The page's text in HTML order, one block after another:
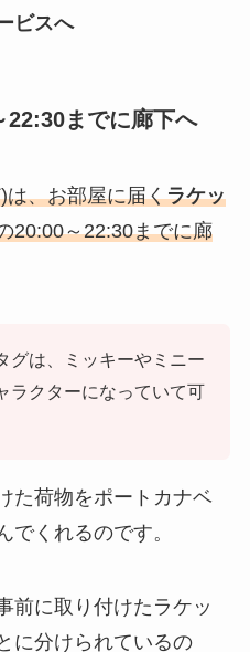
ビスへ
22:30までに廊下へ
は、お部屋に届くラケッ
20:00～22:30までに廊
グは、ミッキーやミニー
ラクターになっていて可
た荷物をポートカナベ
でくれるのです。
前に取り付けたラケッ
に分けられているの